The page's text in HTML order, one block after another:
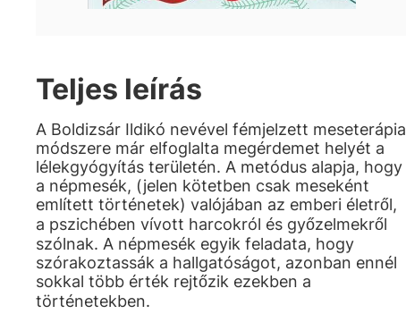
Teljes leírás
A Boldizsár Ildikó nevével fémjelzett meseterápia
módszere már elfoglalta megérdemet helyét a
lélekgyógyítás területén. A metódus alapja, hogy
a népmesék, (jelen kötetben csak meseként
említett történetek) valójában az emberi életről,
a pszichében vívott harcokról és győzelmekről
szólnak. A népmesék egyik feladata, hogy
szórakoztassák a hallgatóságot, azonban ennél
sokkal több érték rejtőzik ezekben a
történetekben.